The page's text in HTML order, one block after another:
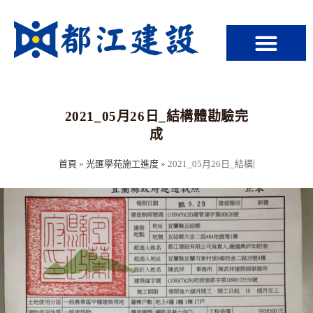
2021_05月26日_結構體勘驗完
成
首頁 » 光匯學苑施工進度 » 2021_05月26日_結構體勘驗完成